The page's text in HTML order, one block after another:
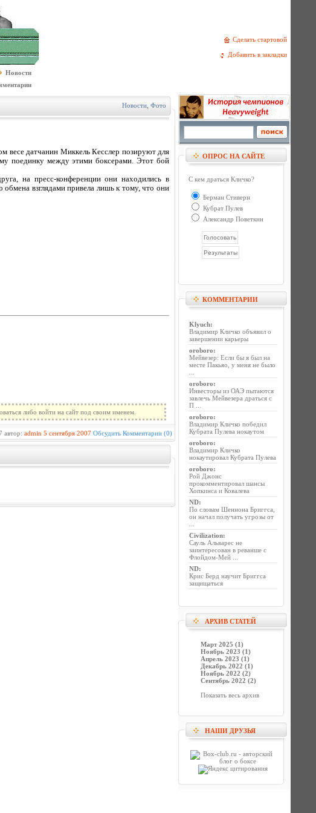
Сделать стартовой
Добавить в закладки
Новости
Новости Фото
весе датчанин Миккель Кесслер позируют для
поединку между этими боксерами. Этот бой
на пресс-конференции они находились в
взглядами привела лишь к тому, что они
либо войти на сайт под своим именем.
автор: admin 5 сентября 2007 Обсудить Комментарии (0)
ОПРОС НА САЙТЕ
С кем драться Кличко?
Берман Стиверн
Кубрат Пулев
Александр Поветкин
КОММЕНТАРИИ
Klyuch:
Владимир Кличко объявил о
завершении карьеры
oroboro:
Мейвезер: Если бы я был на
месте Пакьяо, у меня не было
oroboro:
Инвесторы из ОАЭ пытаются
завлечь Мейвезера драться с
П ...
oroboro:
Владимир Кличко победил
Кубрата Пулева нокаутом
oroboro:
Владимир Кличко
нокаутировал Кубрата Пулева
oroboro:
Рой Джонс
прокомментировал шансы
Хопкинса и Ковалева
ND:
По словам Шеннона Бриггса,
он начал получать угрозы от
Civilization:
Сауль Альварес не
заинтересован в реванше с
Флойдом-Мей ...
ND:
Крис Берд научит Бриггса
защищаться
АРХИВ СТАТЕЙ
Март 2025 (1)
Ноябрь 2023 (1)
Апрель 2023 (1)
Декабрь 2022 (1)
Ноябрь 2022 (2)
Сентябрь 2022 (2)
Показать весь архив
НАШИ ДРУЗЬЯ